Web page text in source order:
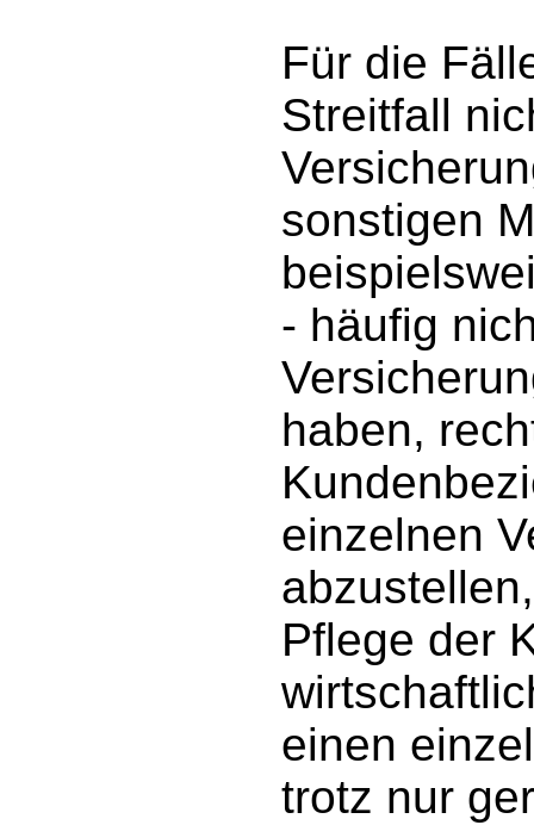
Für die
Streitfall
sonstigen
- häufig
haben,
einzelnen
Pflege der
einen
trotz nur